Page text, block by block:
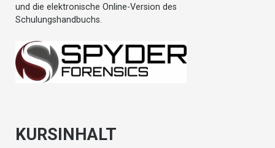
und die elektronische Online-Version des
Schulungshandbuchs.
KURSINHALT